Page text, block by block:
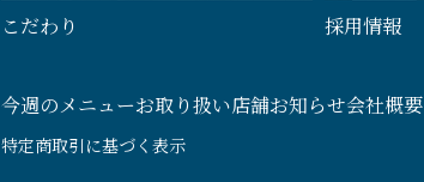
こだわり 採用情報
今週のメニューお取り扱い店舗お知らせ会社概要
特定商取引に基づく表示